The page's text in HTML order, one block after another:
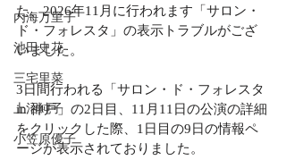
内海万里子
池田史花
三宅里菜
上沼純子
小笠原優子
た、2026年11月に行われます「サロン・
ド・フォレスタ」の表示トラブルがござ
いました。
3日間行われる「サロン・ド・フォレスタ
in 神戸」の2日目、11月11日の公演の詳細
をクリックした際、1日目の9日の情報ペ
ージが表示されておりました。